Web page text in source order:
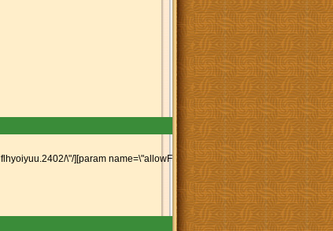
flhyoiyuu.2402/\"/][param name=\"allowFullScreen\" value=\"true\"/][param